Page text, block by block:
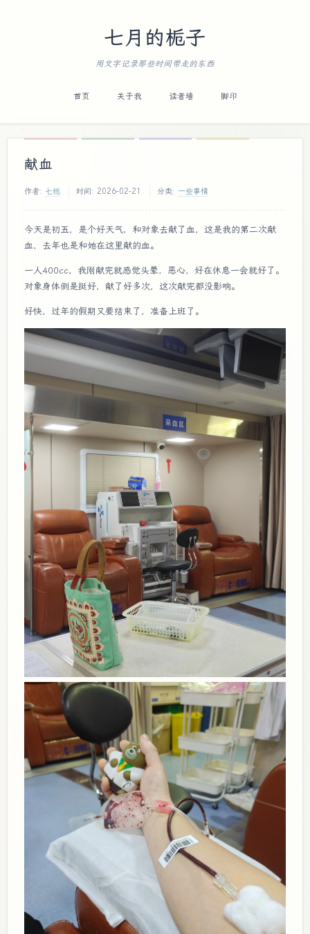
七月的栀子
用文字记录那些时间带走的东西
首页 关于我 读者墙 脚印
献血
作者: 七栀 时间: 2026-02-21 分类: 一些事情
今天是初五，是个好天气，和对象去献了血，这是我的第二次献
血，去年也是和她在这里献的血。
一人400cc，我刚献完就感觉头晕，恶心，好在休息一会就好了。
对象身体倒是挺好，献了好多次，这次献完都没影响。
好快，过年的假期又要结束了，准备上班了。